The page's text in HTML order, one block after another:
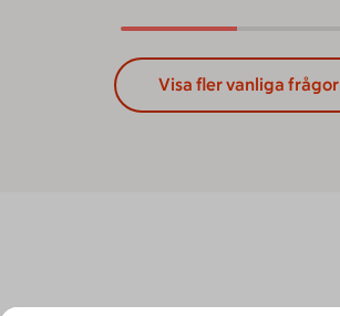
Visa fler vanliga frågor